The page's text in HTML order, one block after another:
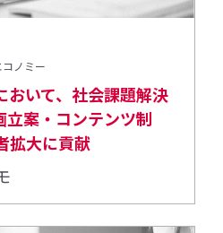
ノミー
おいて、社会課題解決
立案・コンテンツ制
拡大に貢献